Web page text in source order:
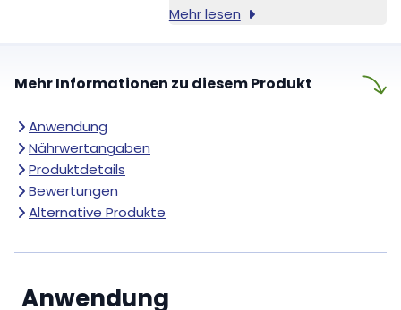
Mehr lesen
Mehr Informationen zu diesem Produkt
Anwendung
Nährwertangaben
Produktdetails
Bewertungen
Alternative Produkte
Anwendung